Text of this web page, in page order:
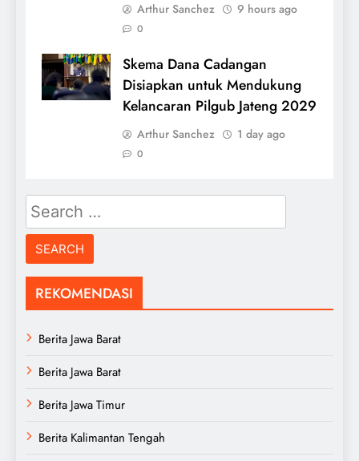
Arthur Sanchez 9 hours ago
0
Skema Dana Cadangan
Disiapkan untuk Mendukung
Kelancaran Pilgub Jateng 2029
Arthur Sanchez 1 day ago
0
Search
for:
REKOMENDASI
Berita Jawa Barat
Berita Jawa Barat
Berita Jawa Timur
Berita Kalimantan Tengah